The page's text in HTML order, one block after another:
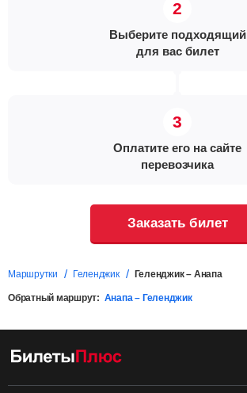
Выберите подходящий
для вас билет
Оплатите его на сайте
перевозчика
Заказать билет
Маршрутки Геленджик Геленджик – Анапа
Обратный маршрут: Анапа – Геленджик